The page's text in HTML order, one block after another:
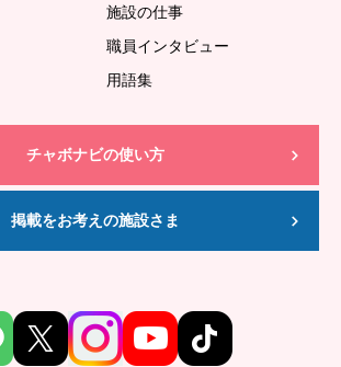
施設の仕事
職員インタビュー
用語集
チャボナビの使い方
掲載をお考えの施設さま